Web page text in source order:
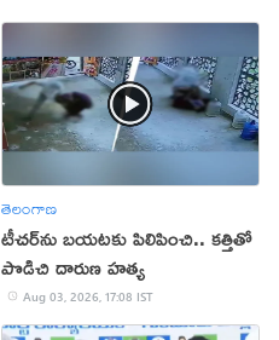
తెలంగాణ
టీచర్‌ను బయటకు పిలిపించి.. కత్తితో
పొడిచి దారుణ హత్య
Aug 03, 2026, 17:08 IST